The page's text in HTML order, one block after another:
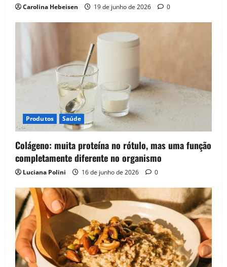
Carolina Hebeisen 19 de junho de 2026 0
Produtos Saúde
Colágeno: muita proteína no rótulo, mas uma função
completamente diferente no organismo
Luciana Polini 16 de junho de 2026 0